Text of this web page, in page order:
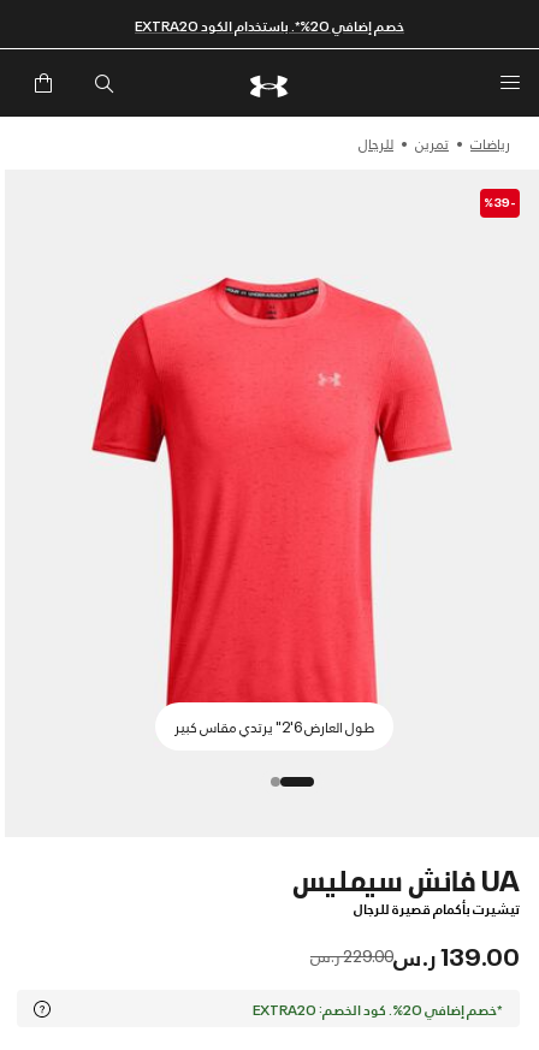
خصم إضافي 20%*. باستخدام الكود EXTRA20
رياضات تمرين للرجال
-%39
طول العارض 6'2" يرتدي مقاس كبير
UA فانش سيمليس
تيشيرت بأكمام قصيرة للرجال
139.00 ر.س Price reduced from
229.00 ر.س to
*خصم إضافي 20%. كود الخصم: EXTRA20